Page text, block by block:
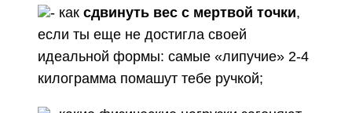
- как сдвинуть вес с мертвой точки,
если ты еще не достигла своей
идеальной формы: самые «липучие» 2-4
килограмма помашут тебе ручкой;